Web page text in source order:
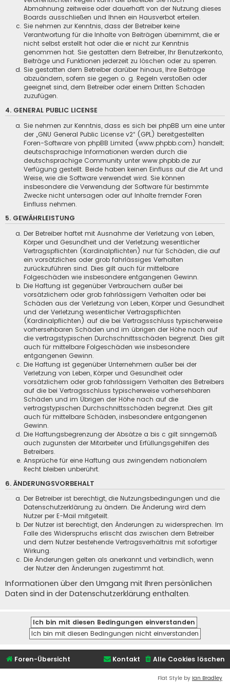
Abmahnung zeitweise oder dauerhaft von der Nutzung dieses
Boards ausschließen und Ihnen ein Hausverbot erteilen.
Sie nehmen zur Kenntnis, dass der Betreiber keine
Verantwortung für die Inhalte von Beiträgen übernimmt, die er
nicht selbst erstellt hat oder die er nicht zur Kenntnis
genommen hat. Sie gestatten dem Betreiber, Ihr Benutzerkonto,
Beiträge und Funktionen jederzeit zu löschen oder zu sperren.
Sie gestatten dem Betreiber darüber hinaus, Ihre Beiträge
abzuändern, sofern sie gegen o. g. Regeln verstoßen oder
geeignet sind, dem Betreiber oder einem Dritten Schaden
zuzufügen.
4. GENERAL PUBLIC LICENSE
Sie nehmen zur Kenntnis, dass es sich bei phpBB um eine unter
der „GNU General Public License v2“ (GPL) bereitgestellten
Foren-Software von phpBB Limited (www.phpbb.com) handelt;
deutschsprachige Informationen werden durch die
deutschsprachige Community unter www.phpbb.de zur
Verfügung gestellt. Beide haben keinen Einfluss auf die Art und
Weise, wie die Software verwendet wird. Sie können
insbesondere die Verwendung der Software für bestimmte
Zwecke nicht untersagen oder auf Inhalte fremder Foren
Einfluss nehmen.
5. GEWÄHRLEISTUNG
Der Betreiber haftet mit Ausnahme der Verletzung von Leben,
Körper und Gesundheit und der Verletzung wesentlicher
Vertragspflichten (Kardinalpflichten) nur für Schäden, die auf
ein vorsätzliches oder grob fahrlässiges Verhalten
zurückzuführen sind. Dies gilt auch für mittelbare
Folgeschäden wie insbesondere entgangenen Gewinn.
Die Haftung ist gegenüber Verbrauchern außer bei
vorsätzlichem oder grob fahrlässigem Verhalten oder bei
Schäden aus der Verletzung von Leben, Körper und Gesundheit
und der Verletzung wesentlicher Vertragspflichten
(Kardinalpflichten) auf die bei Vertragsschluss typischerweise
vorhersehbaren Schäden und im übrigen der Höhe nach auf
die vertragstypischen Durchschnittsschäden begrenzt. Dies gilt
auch für mittelbare Folgeschäden wie insbesondere
entgangenen Gewinn.
Die Haftung ist gegenüber Unternehmern außer bei der
Verletzung von Leben, Körper und Gesundheit oder
vorsätzlichem oder grob fahrlässigem Verhalten des Betreibers
auf die bei Vertragsschluss typischerweise vorhersehbaren
Schäden und im Übrigen der Höhe nach auf die
vertragstypischen Durchschnittsschäden begrenzt. Dies gilt
auch für mittelbare Schäden, insbesondere entgangenen
Gewinn.
Die Haftungsbegrenzung der Absätze a bis c gilt sinngemäß
auch zugunsten der Mitarbeiter und Erfüllungsgehilfen des
Betreibers.
Ansprüche für eine Haftung aus zwingendem nationalem
Recht bleiben unberührt.
6. ÄNDERUNGSVORBEHALT
Der Betreiber ist berechtigt, die Nutzungsbedingungen und die
Datenschutzerklärung zu ändern. Die Änderung wird dem
Nutzer per E-Mail mitgeteilt.
Der Nutzer ist berechtigt, den Änderungen zu widersprechen. Im
Falle des Widerspruchs erlischt das zwischen dem Betreiber
und dem Nutzer bestehende Vertragsverhältnis mit sofortiger
Wirkung.
Die Änderungen gelten als anerkannt und verbindlich, wenn
der Nutzer den Änderungen zugestimmt hat.
Informationen über den Umgang mit Ihren persönlichen
Daten sind in der Datenschutzerklärung enthalten.
Foren-Übersicht Alle Cookies löschen
Kontakt
Flat Style by Ian Bradley